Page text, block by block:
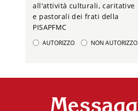
all'attività culturali, caritative
e pastorali dei frati della
PISAPFMC
AUTORIZZO NON AUTORIZZO